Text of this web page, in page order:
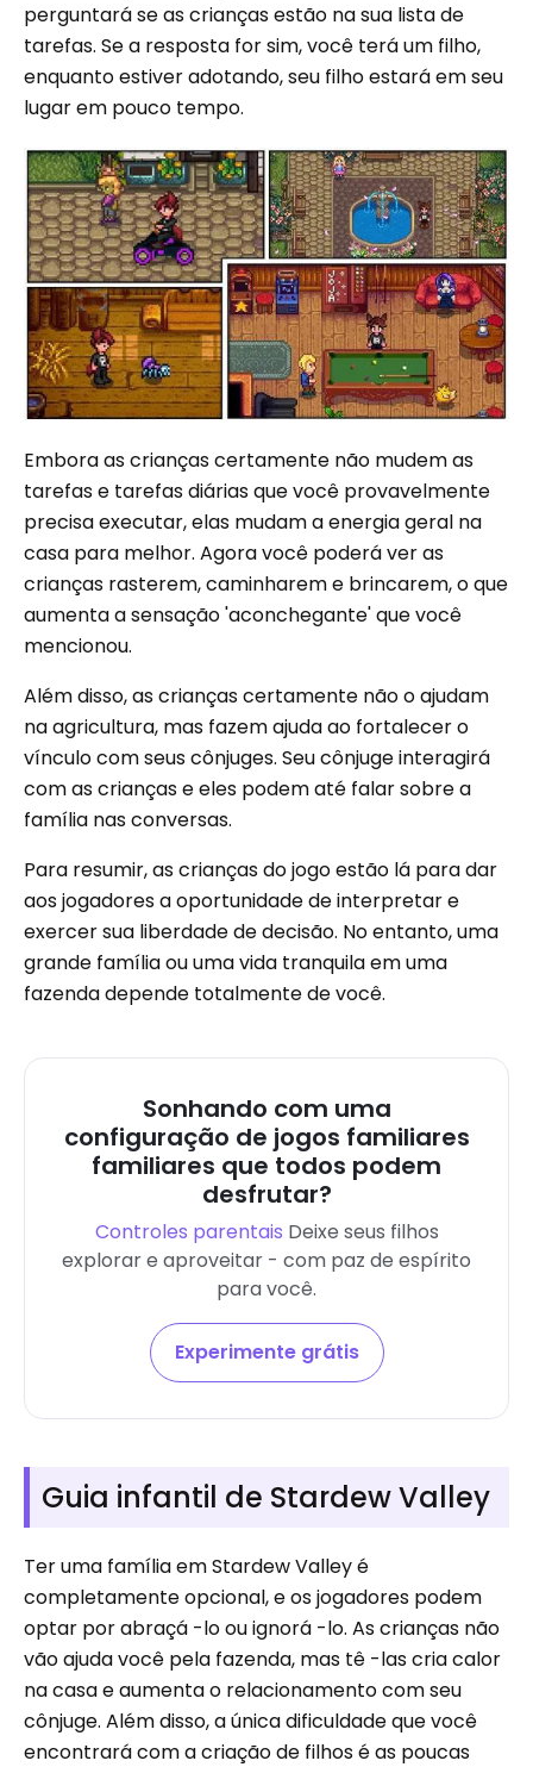
perguntará se as crianças estão na sua lista de
tarefas. Se a resposta for sim, você terá um filho,
enquanto estiver adotando, seu filho estará em seu
lugar em pouco tempo.
Embora as crianças certamente não mudem as
tarefas e tarefas diárias que você provavelmente
precisa executar, elas mudam a energia geral na
casa para melhor. Agora você poderá ver as
crianças rasterem, caminharem e brincarem, o que
aumenta a sensação 'aconchegante' que você
mencionou.
Além disso, as crianças certamente não o ajudam
na agricultura, mas fazem ajuda ao fortalecer o
vínculo com seus cônjuges. Seu cônjuge interagirá
com as crianças e eles podem até falar sobre a
família nas conversas.
Para resumir, as crianças do jogo estão lá para dar
aos jogadores a oportunidade de interpretar e
exercer sua liberdade de decisão. No entanto, uma
grande família ou uma vida tranquila em uma
fazenda depende totalmente de você.
Sonhando com uma
configuração de jogos familiares
familiares que todos podem
desfrutar?
Controles parentais Deixe seus filhos
explorar e aproveitar - com paz de espírito
para você.
Experimente grátis
Guia infantil de Stardew Valley
Ter uma família em Stardew Valley é
completamente opcional, e os jogadores podem
optar por abraçá -lo ou ignorá -lo. As crianças não
vão ajuda você pela fazenda, mas tê -las cria calor
na casa e aumenta o relacionamento com seu
cônjuge. Além disso, a única dificuldade que você
encontrará com a criação de filhos é as poucas